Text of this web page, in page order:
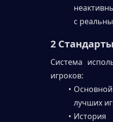
с
2
Система
игроков:
лучших
История